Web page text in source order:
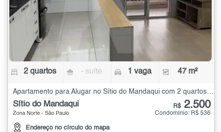
2 quartos - suíte 1 vaga 47 m²
Apartamento para Alugar no Sítio do Mandaqui com 2 quartos - 47 m²
Sítio do Mandaqui
Zona Norte - São Paulo
Endereço no círculo do mapa
R$ 2.500
Condomínio: R$ 536